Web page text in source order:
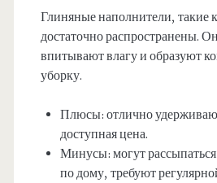
Глиняные наполнители, такие
достаточно распространены.
впитывают влагу и образуют
уборку.
Плюсы: отлично
доступная цена.
Минусы: могут рассыпаться
по дому, требуют